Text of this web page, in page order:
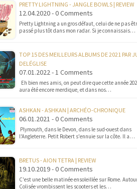
PRETTY LIGHTNING - JANGLE BOWLS | REVIEW
12.04.2020 - 0 Comments
Pretty Lightning a un gros défaut, celui de ne pas
passé plus tôt dans mon radar. Si je connaissais…
TOP 15 DES MEILLEURS ALBUMS DE 2021 PAR
DELÉGLISE
07.01.2022 - 1 Comments
Eh bien mes amis, on peut dire que cette année
aura été encore merdique, et dans nos…
ASHKAN - ASHKAN | ARCHÉO-CHRONIQUE
06.01.2021 - 0 Comments
Plymouth, dans le Devon, dans le sud-ouest dans
l'Angleterre. Petit Robert s'ennuie sur la côte. Il a…
BRETUS - AION TETRA | REVIEW
19.10.2019 - 0 Comments
C'est une belle matinée ensoleillée sur Rome.
Colisée vrombissent les scooters et les…